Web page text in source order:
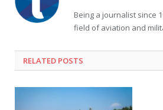
Being a journalist since
field of aviation and
RELATED POSTS